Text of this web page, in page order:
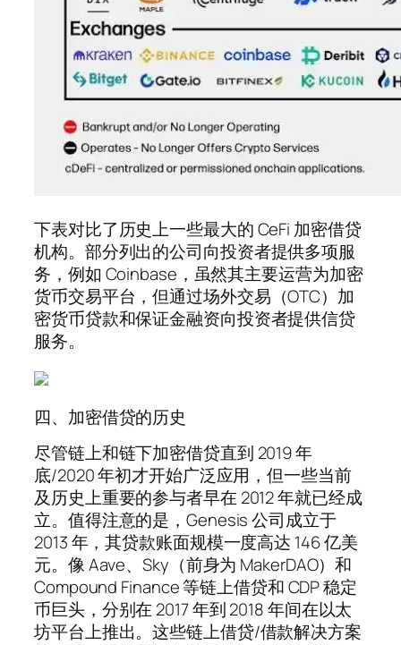
下表对比了历史上一些最大的 CeFi 加密借贷
机构。部分列出的公司向投资者提供多项服
务，例如 Coinbase，虽然其主要运营为加密
货币交易平台，但通过场外交易（OTC）加
密货币贷款和保证金融资向投资者提供信贷
服务。
四、加密借贷的历史
尽管链上和链下加密借贷直到 2019 年
底/2020 年初才开始广泛应用，但一些当前
及历史上重要的参与者早在 2012 年就已经成
立。值得注意的是，Genesis 公司成立于
2013 年，其贷款账面规模一度高达 146 亿美
元。像 Aave、Sky（前身为 MakerDAO）和
Compound Finance 等链上借贷和 CDP 稳定
币巨头，分别在 2017 年到 2018 年间在以太
坊平台上推出。这些链上借贷/借款解决方案